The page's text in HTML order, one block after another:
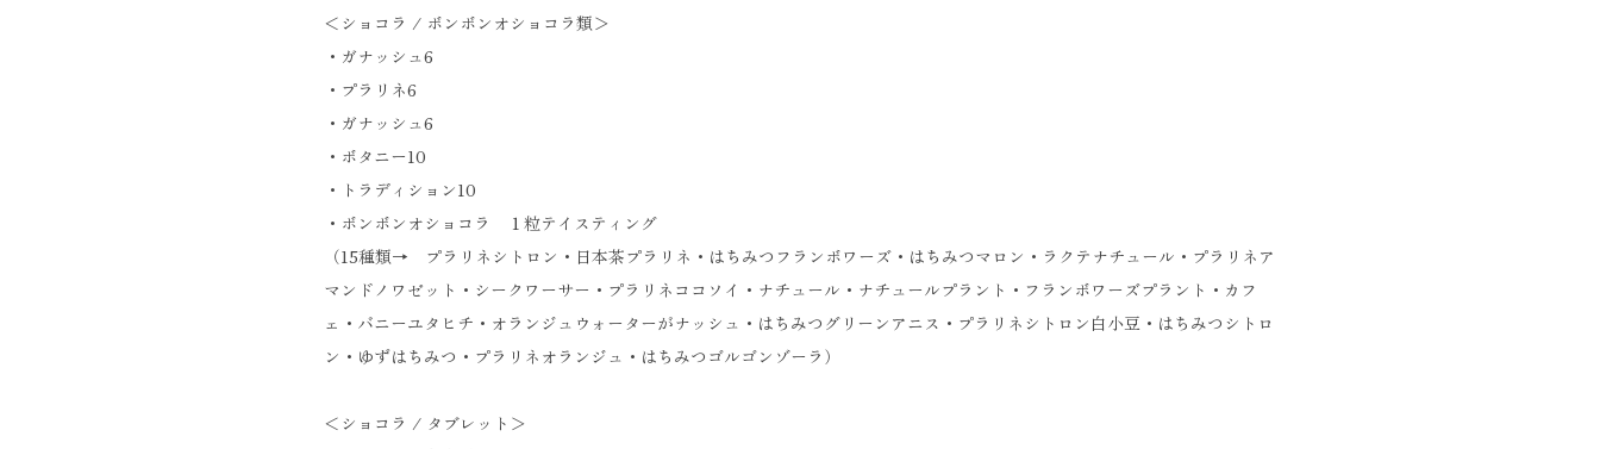
＜ショコラ / ボンボンオショコラ類＞
・ガナッシュ6
・プラリネ6
・ガナッシュ6
・ボタニー10
・トラディション10
・ボンボンオショコラ １粒テイスティング
（15種類→ プラリネシトロン・日本茶プラリネ・はちみつフランボワーズ・はちみつマロン・ラクテナチュール・プラリネア
マンドノワゼット・シークワーサー・プラリネココソイ・ナチュール・ナチュールプラント・フランボワーズプラント・カフ
ェ・バニーユタヒチ・オランジュウォーターがナッシュ・はちみつグリーンアニス・プラリネシトロン白小豆・はちみつシトロ
ン・ゆずはちみつ・プラリネオランジュ・はちみつゴルゴンゾーラ）
＜ショコラ / タブレット＞